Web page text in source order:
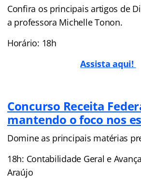
Confira os principais artigos de
a professora Michelle Tonon.
Horário: 18h
Assista aqui!
Concurso Receita
mantendo o foco nos
Domine as principais matérias
18h: Contabilidade Geral e
Araújo